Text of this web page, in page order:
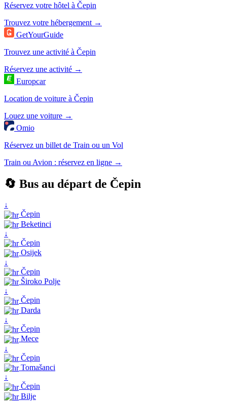
Réservez votre hôtel à Čepin
Trouvez votre hébergement →
GetYourGuide
Trouvez une activité à Čepin
Réservez une activité →
Europcar
Location de voiture à Čepin
Louez une voiture →
Omio
Réservez un billet de Train ou un Vol
Train ou Avion : réservez en ligne →
🔄 Bus au départ de Čepin
↓
Čepin
Beketinci
↓
Čepin
Osijek
↓
Čepin
Široko Polje
↓
Čepin
Darda
↓
Čepin
Mece
↓
Čepin
Tomašanci
↓
Čepin
Bilje